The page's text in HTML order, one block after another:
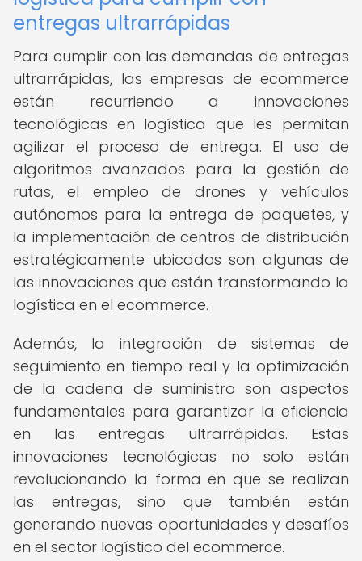
entregas ultrarrápidas
Para cumplir con las demandas de entregas
ultrarrápidas, las empresas de ecommerce
están recurriendo a innovaciones
tecnológicas en logística que les permitan
agilizar el proceso de entrega. El uso de
algoritmos avanzados para la gestión de
rutas, el empleo de drones y vehículos
autónomos para la entrega de paquetes, y
la implementación de centros de distribución
estratégicamente ubicados son algunas de
las innovaciones que están transformando la
logística en el ecommerce.
Además, la integración de sistemas de
seguimiento en tiempo real y la optimización
de la cadena de suministro son aspectos
fundamentales para garantizar la eficiencia
en las entregas ultrarrápidas. Estas
innovaciones tecnológicas no solo están
revolucionando la forma en que se realizan
las entregas, sino que también están
generando nuevas oportunidades y desafíos
en el sector logístico del ecommerce.